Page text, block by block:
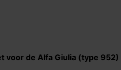
voor de Alfa Giulia (type 952)​​​​​​​